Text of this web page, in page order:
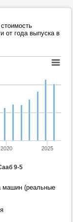
от года выпуска в
9-5
2020 2025
машин (реальные